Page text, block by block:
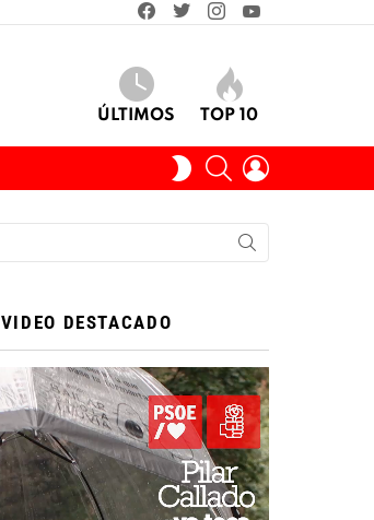
ÚLTIMOS TOP 10
SWITCH
SKIN
BUSCAR
VIDEO DESTACADO